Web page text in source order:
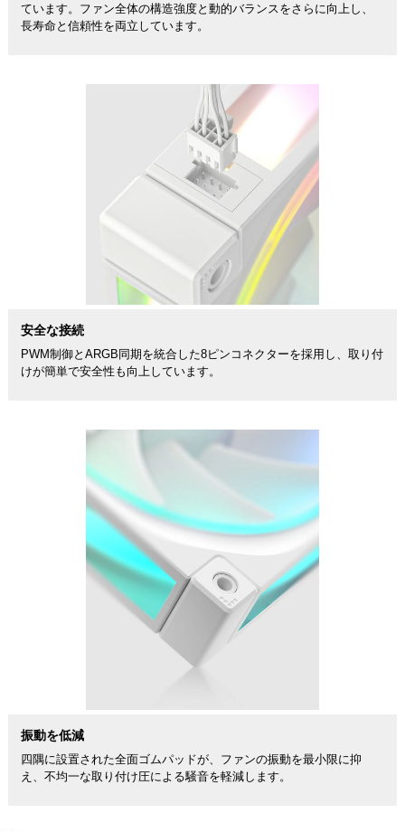
ています。ファン全体の構造強度と動的バランスをさらに向上し、
長寿命と信頼性を両立しています。
安全な接続
PWM制御とARGB同期を統合した8ピンコネクターを採用し、取り付
けが簡単で安全性も向上しています。
振動を低減
四隅に設置された全面ゴムパッドが、ファンの振動を最小限に抑
え、不均一な取り付け圧による騒音を軽減します。